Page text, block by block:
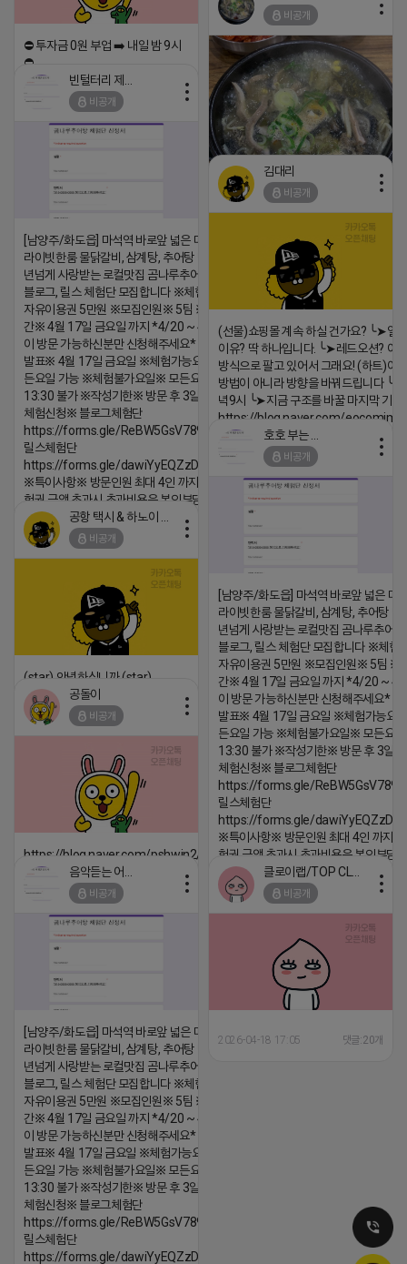
⛔️ 투자금 0원 부업 ➡️ 내일 밤 9시
⛔️
2026-04-18 17:23
비공개
https://m.blog.naver.com/
2026-04-18 17:23
비공개
[남양주/화도읍] 마석역 바로앞 넓은 매장과, 프
라이빗한룸 물닭갈비, 삼계탕, 추어탕 맛집 10
년넘게 사랑받는 로컬맛집 곰나루추어탕에서
블로그, 릴스 체험단 모집합니다 ※체험메뉴※
자유이용권 5만원 ※모집인원※ 5팀 ※모집기
간※ 4월 17일 금요일 까지 *4/20 ~ 4/26 사
이 방문 가능하신분만 신청해주세요* ※체험단
발표※ 4월 17일 금요일 ※체험가능요일※ 모
든요일 가능 ※체험불가요일※ 모든요일 12 ~
13:30 불가 ※작성기한※ 방문 후 3일 이내 ※
체험신청※ 블로그체험단
https://forms.gle/ReBW5GsV789ur2Pz6
릴스체험단
https://forms.gle/dawiYyEQZzDdqf8W8
※특이사항※ 방문인원 최대 4인 까지 가능 체
험권 금액 초과시 초과비용은 본인부담입니다.
2026-04-18 17:18
김대리
비공개
(선물)쇼핑몰 계속 하실 건가요? ╰➤열
이유? 딱 하나입니다. ╰➤레드오션? 아
방식으로 팔고 있어서 그래요! (하트)이
방법이 아니라 방향을 바꿔드립니다
녁9시 ╰➤지금 구조를 바꿀 마지막 기회
https://blog.naver.com/eocomim/
2026-04-18 17:15
비공개
[남양주/화도읍] 마석역 바로앞 넓은 매
라이빗한룸 물닭갈비, 삼계탕, 추어탕 맛
년넘게 사랑받는 로컬맛집 곰나루추어
블로그, 릴스 체험단 모집합니다 ※체험
자유이용권 5만원 ※모집인원※ 5팀 ※
간※ 4월 17일 금요일 까지 *4/20 ~ 4/
이 방문 가능하신분만 신청해주세요* ※
발표※ 4월 17일 금요일 ※체험가능요
든요일 가능 ※체험불가요일※ 모든요
13:30 불가 ※작성기한※ 방문 후 3일
체험신청※ 블로그체험단
https://forms.gle/
릴스체험단
https://forms.gle/
※특이사항※ 방문인원 최대 4인 까지
험권 금액 초과시 초과비용은 본인부담
2026-04-18 17:13
비공개
(star) 안녕하십니까 (star)
2026-04-18 17:12
공돌이
비공개
https://blog.naver.com/pshwin2/224023970047
2026-04-18 17:12
비공개
[남양주/화도읍] 마석역 바로앞 넓은 매장과, 프
라이빗한룸 물닭갈비, 삼계탕, 추어탕 맛집 10
년넘게 사랑받는 로컬맛집 곰나루추어탕에서
블로그, 릴스 체험단 모집합니다 ※체험메뉴※
자유이용권 5만원 ※모집인원※ 5팀 ※모집기
간※ 4월 17일 금요일 까지 *4/20 ~ 4/26 사
이 방문 가능하신분만 신청해주세요* ※체험단
발표※ 4월 17일 금요일 ※체험가능요일※ 모
든요일 가능 ※체험불가요일※ 모든요일 12 ~
13:30 불가 ※작성기한※ 방문 후 3일 이내 ※
체험신청※ 블로그체험단
https://forms.gle/ReBW5GsV789ur2Pz6
릴스체험단
https://forms.gle/dawiYyEQZzDdqf8W8
비공개
2026-04-18 17:05 댓글:20개